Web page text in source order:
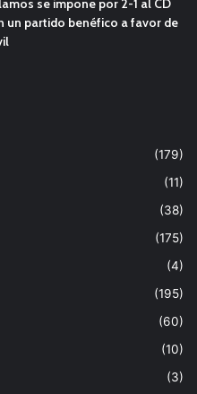
se impone por 2-1 al CD
un partido benéfico a favor de
(179)
(11)
(38)
(175)
(4)
(195)
(60)
(10)
(3)